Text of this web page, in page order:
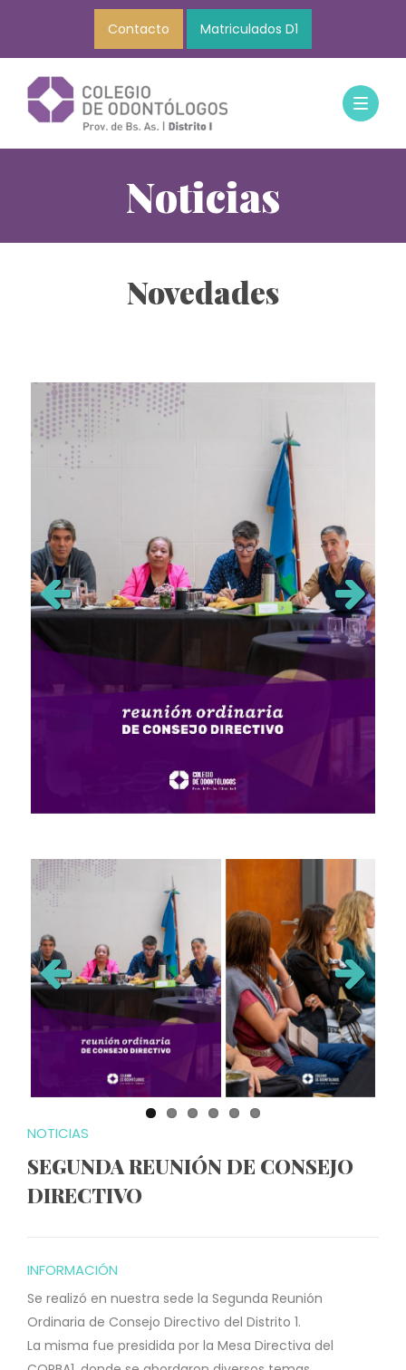
Contacto Matriculados D1
Noticias
Novedades
Next
Previous Next
NOTICIAS
SEGUNDA REUNIÓN DE CONSEJO
DIRECTIVO
INFORMACIÓN
Se realizó en nuestra sede la Segunda Reunión
Ordinaria de Consejo Directivo del Distrito 1.
La misma fue presidida por la Mesa Directiva del